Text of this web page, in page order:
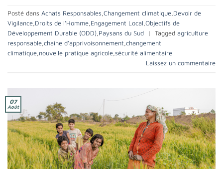
Posté dans Achats Responsables Changement climatique Devoir de
Vigilance Droits de l'Homme Engagement Local Objectifs de
Développement Durable (ODD) Paysans du Sud | Tagged agriculture
responsable chaine d'apprivoisonnement changement
climatique nouvelle pratique agricole sécurité alimentaire
Laissez un commentaire
07
Août